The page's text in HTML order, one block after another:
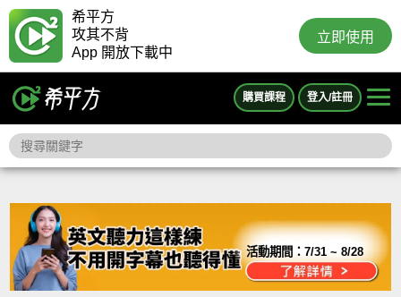
希平方
攻其不背
App 開放下載中
立即使用
購買課程 登入/註冊
活動期間：7/31 ~ 8/28